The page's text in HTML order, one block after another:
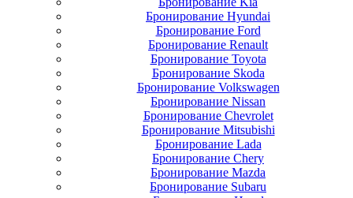
Бронирование Hyundai
Бронирование Ford
Бронирование Renault
Бронирование Toyota
Бронирование Skoda
Бронирование Volkswagen
Бронирование Nissan
Бронирование Chevrolet
Бронирование Mitsubishi
Бронирование Lada
Бронирование Chery
Бронирование Mazda
Бронирование Subaru